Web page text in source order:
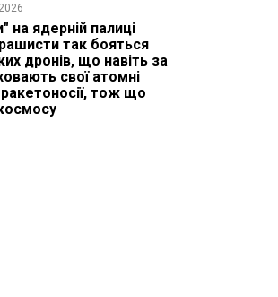
на ядерній палиці
так бояться
дронів, що навіть за
свої атомні
ракетоносії, тож що